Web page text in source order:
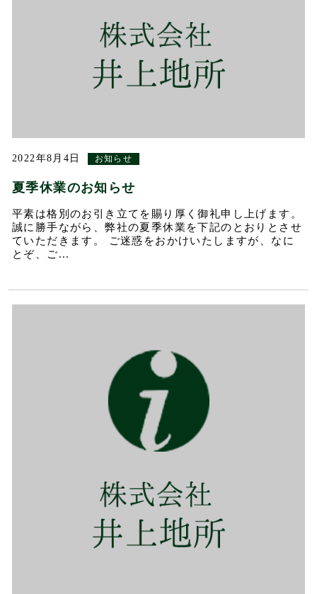
2022年8月4日 お知らせ
夏季休業のお知らせ
平素は格別のお引き立てを賜り厚く御礼申し上げます。
誠に勝手ながら、弊社の夏季休業を下記のとおりとさせ
ていただきます。 ご迷惑をおかけいたしますが、なに
とぞ、ご...